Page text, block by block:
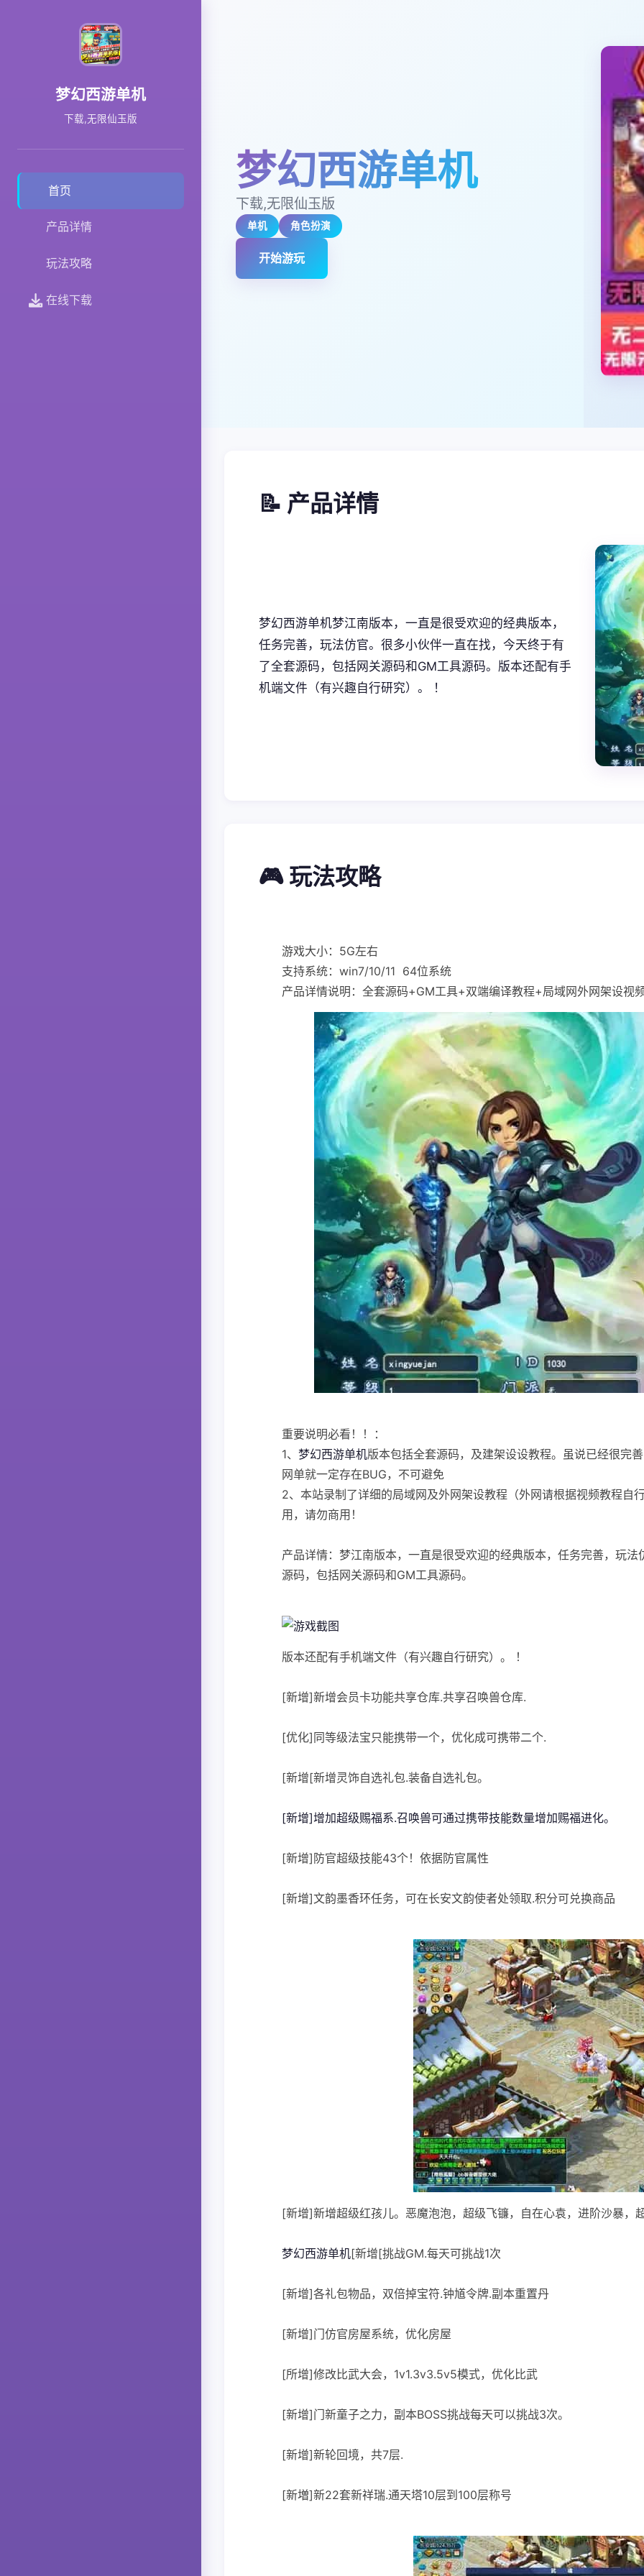
梦幻西游单机
下载,无限仙玉版
首页
产品详情
玩法攻略
在线下载
梦幻西游单机
下载,无限仙玉版
单机 角色扮演
开始游玩
📝 产品详情
梦幻西游单机梦江南版本，一直是很受欢迎的经典版本，
任务完善，玩法仿官。很多小伙伴一直在找，今天终于有
了全套源码，包括网关源码和GM工具源码。版本还配有手
机端文件（有兴趣自行研究）。 ！
🎮 玩法攻略
游戏大小：5G左右
支持系统：win7/10/11 64位系统
产品详情说明：全套源码+GM工具+双端编译教程+局域网外网架设视
重要说明必看！！：
1、 梦幻西游单机版本包括全套源码，及建架设设教程。虽说已经很完
网单就一定存在BUG，不可避免
2、本站录制了详细的局域网及外网架设教程（外网请根据视频教程自
用，请勿商用！
产品详情：梦江南版本，一直是很受欢迎的经典版本，任务完善，玩
源码，包括网关源码和GM工具源码。
版本还配有手机端文件（有兴趣自行研究）。 ！
[新增]新增会员卡功能共享仓库.共享召唤兽仓库.
[优化]同等级法宝只能携带一个，优化成可携带二个.
[新增[新增灵饰自选礼包.装备自选礼包。
[新增]增加超级赐福系.召唤兽可通过携带技能数量增加赐福进化。
[新增]防官超级技能43个！依据防官属性
[新增]文韵墨香环任务，可在长安文韵使者处领取.积分可兑换商品
[新增]新增超级红孩儿。恶魔泡泡，超级飞镰，自在心袁，进阶沙暴，
梦幻西游单机[新增[挑战GM.每天可挑战1次
[新增]各礼包物品，双倍掉宝符.钟馗令牌.副本重置丹
[新增]门仿官房屋系统，优化房屋
[所增]修改比武大会，1v1.3v3.5v5模式，优化比武
[新增]门新童子之力，副本BOSS挑战每天可以挑战3次。
[新增]新轮回境，共7层.
[新増]新22套新祥瑞.通天塔10层到100层称号